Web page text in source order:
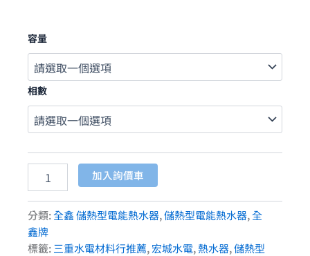
容量
相數
加入詢價車
分類:全鑫 儲熱型電能熱水器,儲熱型電能熱水器,全
鑫牌
標籤:三重水電材料行推薦,宏城水電,熱水器,儲熱型